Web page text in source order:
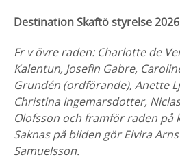
Destination Skaftö styrelse
Fr v övre raden: Charlotte de
Kalentun, Josefin Gabre,
Grundén (ordförande), Anette
Christina Ingemarsdotter,
Olofsson och framför raden på
Saknas på bilden gör Elvira
Samuelsson.